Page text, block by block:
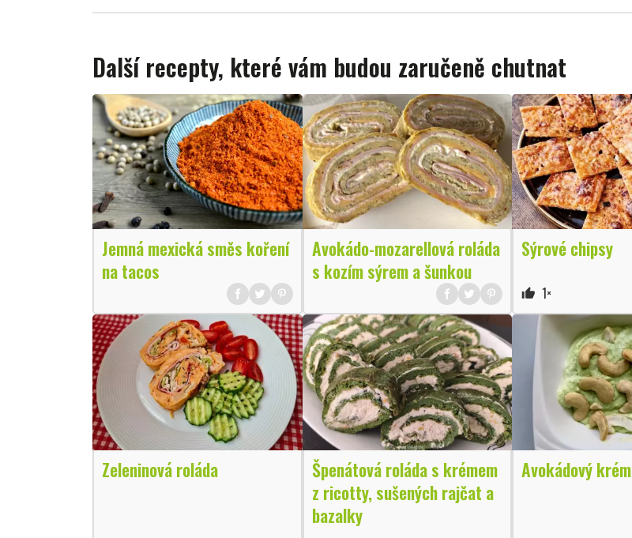
Další recepty, které vám budou zaručeně chutnat
Jemná mexická směs koření
na tacos
Avokádo-mozarellová roláda
s kozím sýrem a šunkou
Sýrové chipsy
thumb_up 1×
Zeleninová roláda
Špenátová roláda s krémem
z ricotty, sušených rajčat a
bazalky
Avokádový krém